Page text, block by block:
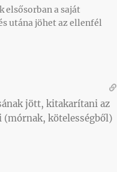
elsősorban a saját
utána jöhet az ellenfél
jött, kitakarítani az
kötelességből)